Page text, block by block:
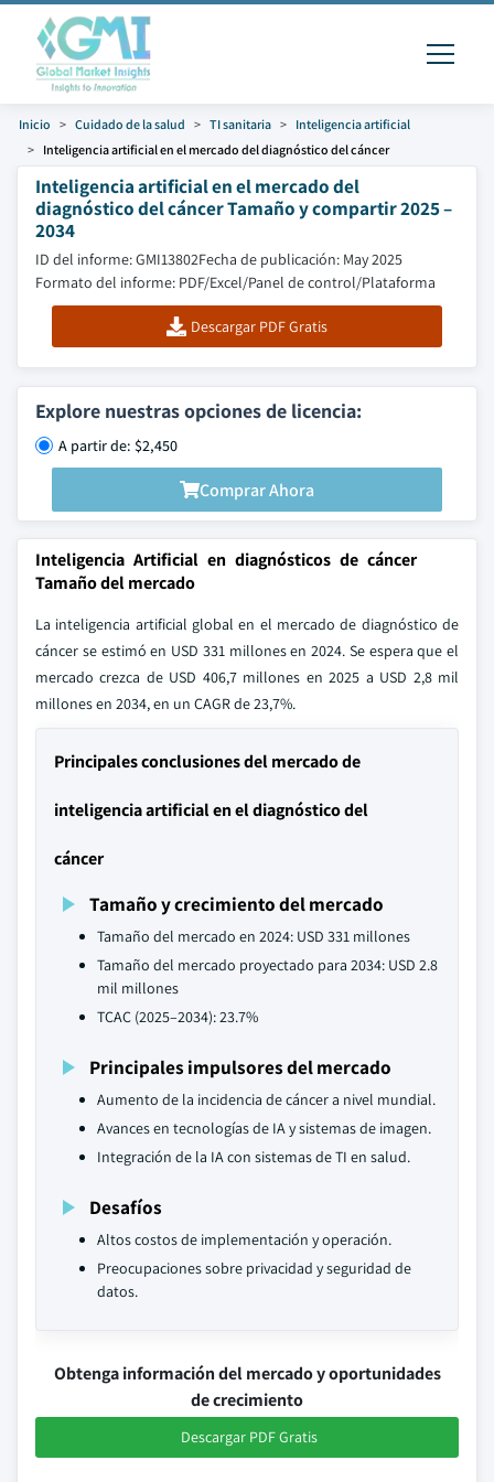
Inicio Cuidado de la salud TI sanitaria
Inteligencia artificial
Inteligencia artificial en el mercado del diagnóstico del cáncer
Inteligencia artificial en el mercado del
diagnóstico del cáncer Tamaño y compartir 2025 –
2034
ID del informe: GMI13802Fecha de publicación: May 2025
Formato del informe: PDF/Excel/Panel de control/Plataforma
Descargar PDF Gratis
Explore nuestras opciones de licencia:
A partir de: $2,450
Comprar Ahora
Inteligencia Artificial en diagnósticos de cáncer
Tamaño del mercado
La inteligencia artificial global en el mercado de diagnóstico de
cáncer se estimó en USD 331 millones en 2024. Se espera que el
mercado crezca de USD 406,7 millones en 2025 a USD 2,8 mil
millones en 2034, en un CAGR de 23,7%.
Principales conclusiones del mercado de
inteligencia artificial en el diagnóstico del
cáncer
Tamaño y crecimiento del mercado
Tamaño del mercado en 2024: USD 331 millones
Tamaño del mercado proyectado para 2034: USD 2.8
mil millones
TCAC (2025–2034): 23.7%
Principales impulsores del mercado
Aumento de la incidencia de cáncer a nivel mundial.
Avances en tecnologías de IA y sistemas de imagen.
Integración de la IA con sistemas de TI en salud.
Desafíos
Altos costos de implementación y operación.
Preocupaciones sobre privacidad y seguridad de
datos.
Obtenga información del mercado y oportunidades
de crecimiento
Descargar PDF Gratis